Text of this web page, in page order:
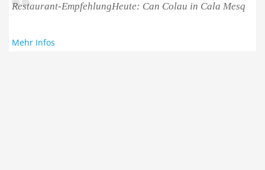
Restaurant-EmpfehlungHeute: Can Colau in Cala Mesq
Mehr Infos